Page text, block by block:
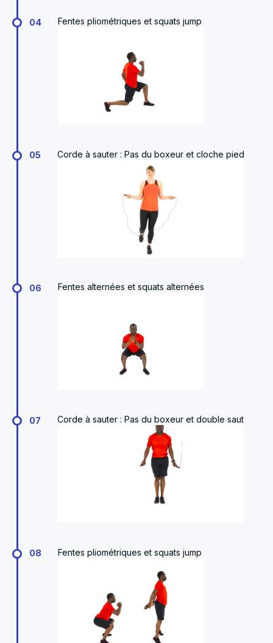
04 Fentes pliométriques et squats jump
05 Corde à sauter : Pas du boxeur et cloche pied
06 Fentes alternées et squats alternées
07 Corde à sauter : Pas du boxeur et double saut
08 Fentes pliométriques et squats jump